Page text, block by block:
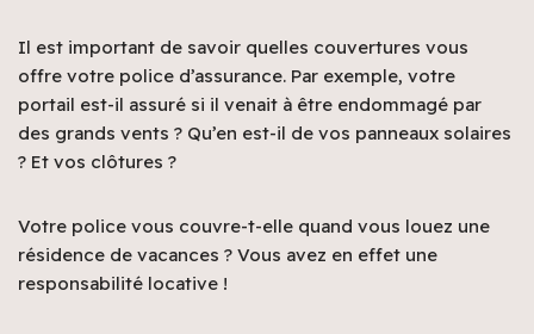
Il est important de savoir quelles couvertures vous
offre votre police d’assurance. Par exemple, votre
portail est-il assuré si il venait à être endommagé par
des grands vents ? Qu’en est-il de vos panneaux solaires
? Et vos clôtures ?
Votre police vous couvre-t-elle quand vous louez une
résidence de vacances ? Vous avez en effet une
responsabilité locative !